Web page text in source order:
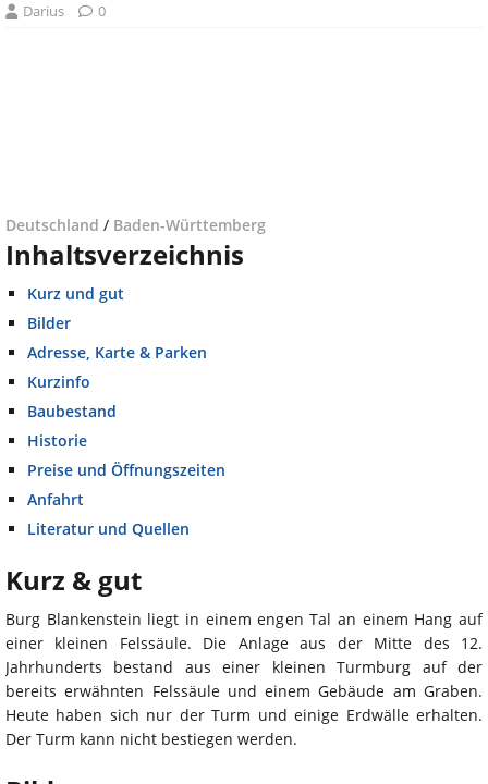
Darius 0
Deutschland / Baden-Württemberg
Inhaltsverzeichnis
Kurz und gut
Bilder
Adresse, Karte & Parken
Kurzinfo
Baubestand
Historie
Preise und Öffnungszeiten
Anfahrt
Literatur und Quellen
Kurz & gut
Burg Blankenstein liegt in einem engen Tal an einem Hang auf
einer kleinen Felssäule. Die Anlage aus der Mitte des 12.
Jahrhunderts bestand aus einer kleinen Turmburg auf der
bereits erwähnten Felssäule und einem Gebäude am Graben.
Heute haben sich nur der Turm und einige Erdwälle erhalten.
Der Turm kann nicht bestiegen werden.